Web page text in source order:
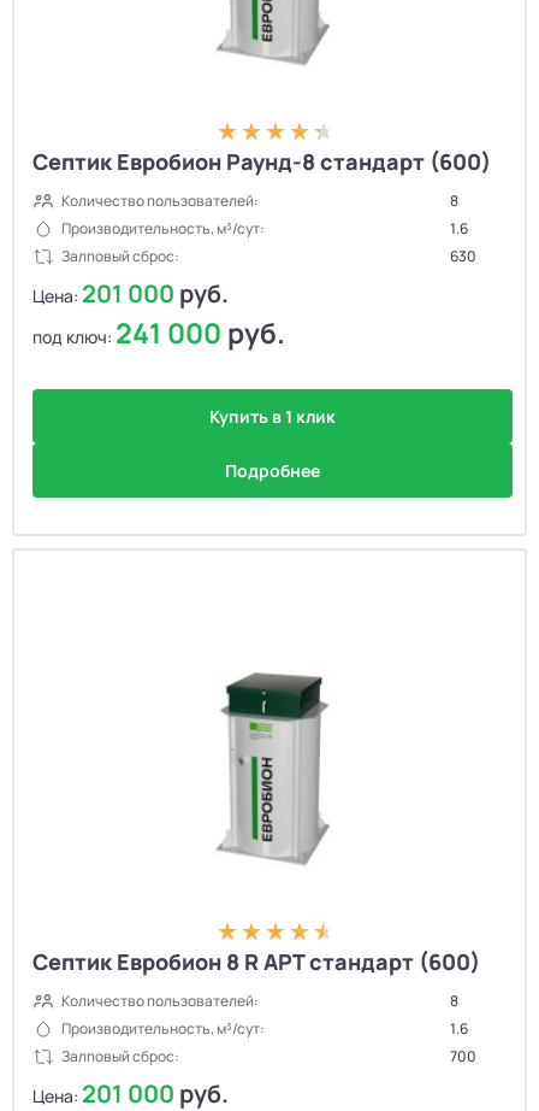
Септик Евробион Раунд-8 стандарт (600)
Количество пользователей:
8
Производительность, м³/сут:
1.6
Залповый сброс:
630
Цена: 201 000 руб.
под ключ: 241 000 руб.
Купить в 1 клик
Подробнее
Септик Евробион 8 R АРТ стандарт (600)
Количество пользователей:
8
Производительность, м³/сут:
1.6
Залповый сброс:
700
Цена: 201 000 руб.